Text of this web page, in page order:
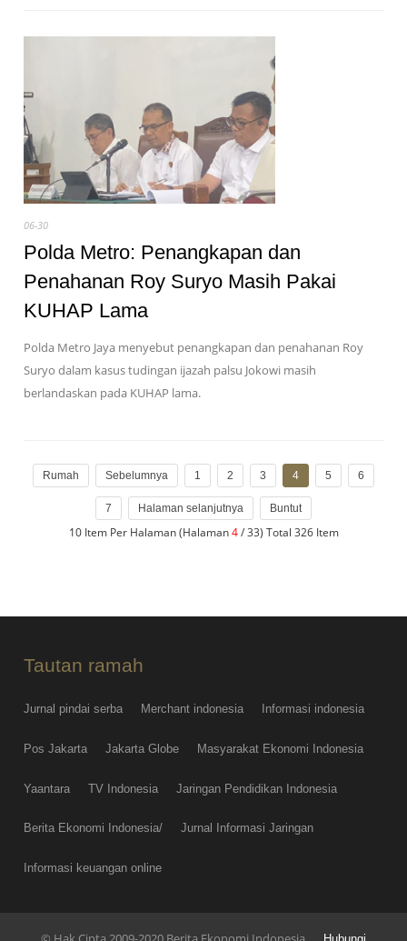
06-30
Polda Metro: Penangkapan dan
Penahanan Roy Suryo Masih Pakai
KUHAP Lama
Polda Metro Jaya menyebut penangkapan dan penahanan Roy
Suryo dalam kasus tudingan ijazah palsu Jokowi masih
berlandaskan pada KUHAP lama.
Rumah Sebelumnya 1 2 3 4 5 6
7 Halaman selanjutnya Buntut
10 Item Per Halaman (Halaman4/ 33) Total 326 Item
Tautan ramah
Jurnal pindai serba Merchant indonesia Informasi indonesia
Pos Jakarta Jakarta Globe Masyarakat Ekonomi Indonesia
Yaantara TV Indonesia Jaringan Pendidikan Indonesia
Berita Ekonomi Indonesia/ Jurnal Informasi Jaringan
Informasi keuangan online